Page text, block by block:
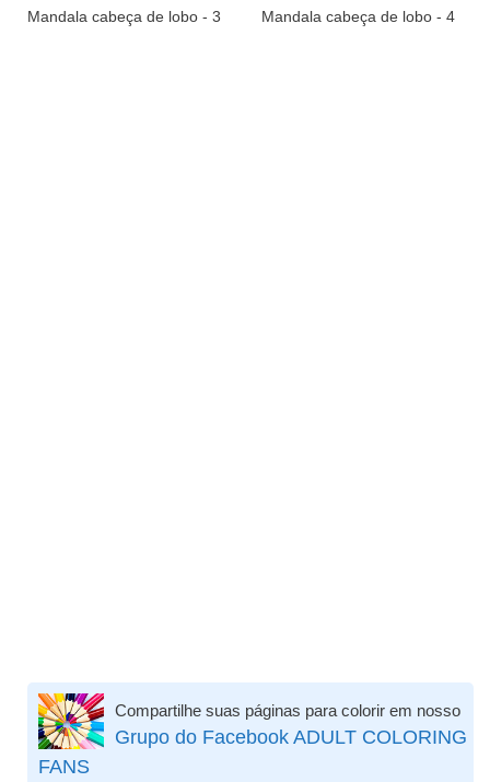
Mandala cabeça de lobo - 3 Mandala cabeça de lobo - 4
Compartilhe suas páginas para colorir em nosso
Grupo do Facebook ADULT COLORING
FANS